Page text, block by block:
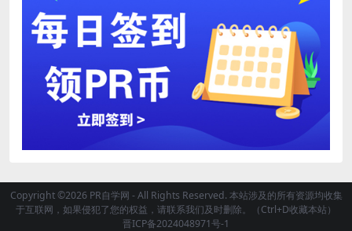
Copyright ©2026 PR自学网 - All Rights Reserved. 本站涉及的所有资源均收集
于互联网，如果侵犯了您的权益，请联系我们及时删除。（Ctrl+D收藏本站）
晋ICP备2024048971号-1